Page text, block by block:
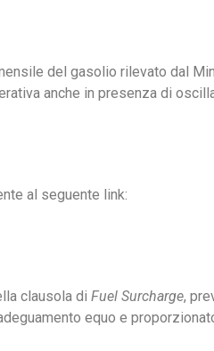
del gasolio rilevato dal
anche in presenza di
al seguente link:
clausola di Fuel Surcharge,
equo e